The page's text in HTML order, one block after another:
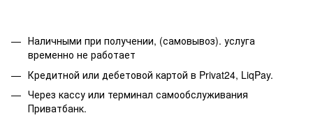
Наличными при получении, (самовывоз). услуга
временно не работает
Кредитной или дебетовой картой в Privat24, LiqPay.
Через кассу или терминал самообслуживания
Приватбанк.